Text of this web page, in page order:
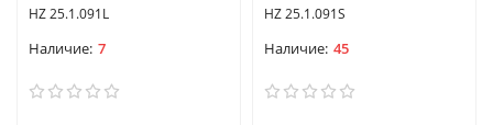
HZ 25.1.091L
7
HZ 25.1.091S
45